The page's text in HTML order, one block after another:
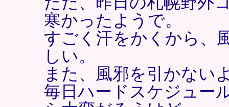
寒かったようで。
すごく汗をかくから、
しい。
また、風邪を引かない
毎日ハードスケジュー